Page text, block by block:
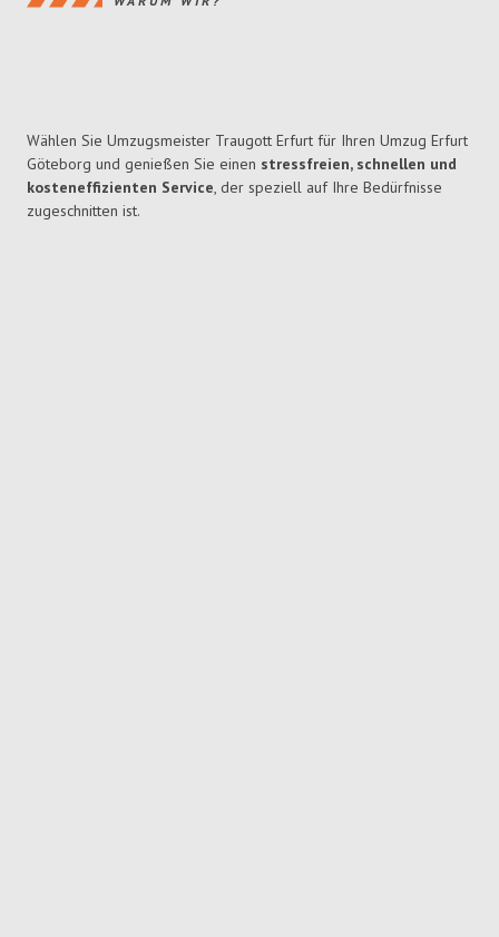
Wählen Sie Umzugsmeister Traugott Erfurt für Ihren Umzug Erfurt
Göteborg und genießen Sie einen stressfreien, schnellen und
kosteneffizienten Service, der speziell auf Ihre Bedürfnisse
zugeschnitten ist.